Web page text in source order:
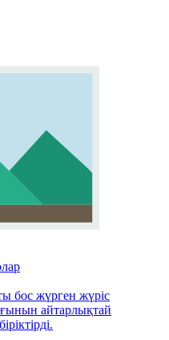
бос жүрген жүріс
айтарлықтай